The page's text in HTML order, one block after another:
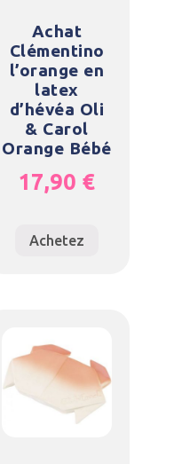
Achat
Clémentino
l’orange en
latex
d’hévéa Oli
& Carol
Orange Bébé
17,90 €
Achetez